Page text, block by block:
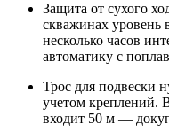
Защита от сухого
скважинах уровень
несколько часов
автоматику с
Трос для подвески
учетом креплений.
входит 50 м —